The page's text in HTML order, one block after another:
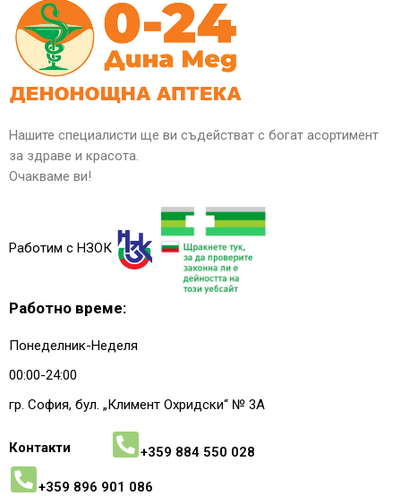
Нашите специалисти ще ви съдействат с богат асортимент
за здраве и красота.
Очакваме ви!
Работим с НЗОК
Работно време:
Понеделник-Неделя
00:00-24:00
гр. София, бул. „Климент Охридски“ № 3A
Контакти +359 884 550 028
+359 896 901 086